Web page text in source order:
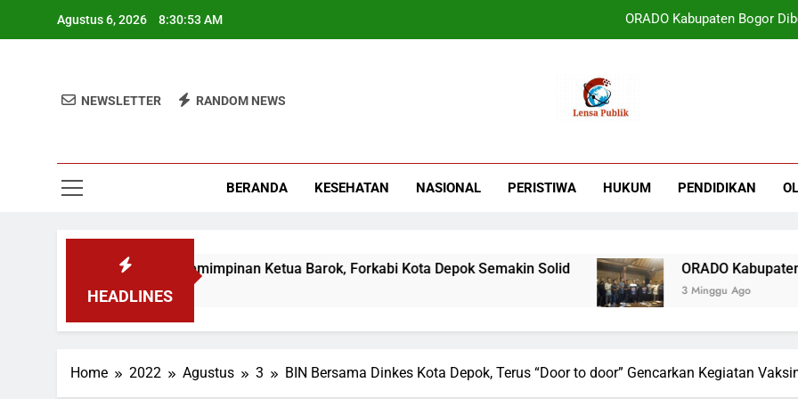
Agustus 6, 2026 8:30:53 AM ORADO Kabupaten Bogor
UIN Jakarta Lepas 4951 Mahasiswa
NEWSLETTER RANDOM NEWS
BERANDA KESEHATAN NASIONAL PERISTIWA HUKUM PENDIDIKAN
HEADLINES
Terbukti! Selama Kepemimpinan Ketua Barok, Forkabi Kota Depok Semakin Solid ORADO Kabupaten
3 Minggu Ago
Home 2022 Agustus 3 BIN Bersama Dinkes Kota Depok, Terus “Door to door” Gencarkan Kegiatan